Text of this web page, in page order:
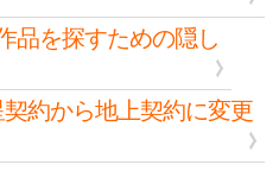
品を探すための隠し
約から地上契約に変更